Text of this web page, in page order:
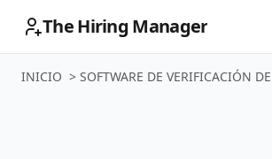
The Hiring Manager
INICIO > SOFTWARE DE VERIFICACIÓN